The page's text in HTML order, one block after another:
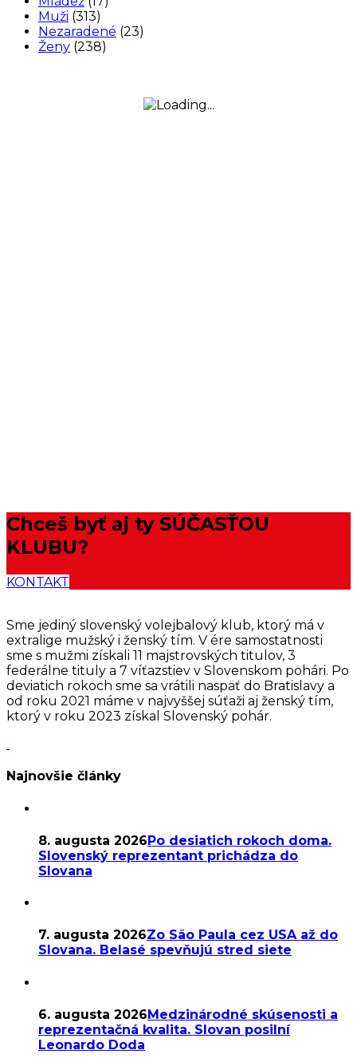
Muži (313)
Nezaradené (23)
Ženy (238)
Chceš byť aj ty SÚČASŤOU
KLUBU?
KONTAKT
Sme jediný slovenský volejbalový klub, ktorý má v
extralige mužský i ženský tím. V ére samostatnosti
sme s mužmi získali 11 majstrovských titulov, 3
federálne tituly a 7 víťazstiev v Slovenskom pohári. Po
deviatich rokoch sme sa vrátili naspäť do Bratislavy a
od roku 2021 máme v najvyššej súťaži aj ženský tím,
ktorý v roku 2023 získal Slovenský pohár.
Najnovšie články
8. augusta 2026Po desiatich rokoch doma.
Slovenský reprezentant prichádza do
Slovana
7. augusta 2026Zo São Paula cez USA až do
Slovana. Belasé spevňujú stred siete
6. augusta 2026Medzinárodné skúsenosti a
reprezentačná kvalita. Slovan posilní
Leonardo Doda